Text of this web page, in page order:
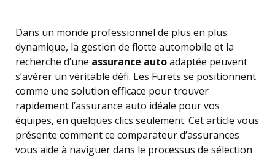
Dans un monde professionnel de plus en plus
dynamique, la gestion de flotte automobile et la
recherche d’une assurance autoadaptée peuvent
s’avérer un véritable défi. Les Furets se positionnent
comme une solution efficace pour trouver
rapidement l’assurance auto idéale pour vos
équipes, en quelques clics seulement. Cet article vous
présente comment ce comparateur d’assurances
vous aide à naviguer dans le processus de sélection